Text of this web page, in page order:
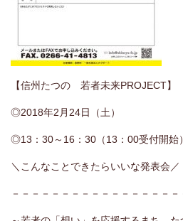
【信州たつの 若者未来PROJECT】
◎2018年2月24日（土）
◎13：30～16：30（13：00受付開始）
＼こんなことできたらいいな発表会／
－－－－－－－－－－－－－－－－－